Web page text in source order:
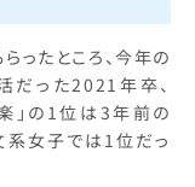
ったところ、今年の
だった2021年卒、
」の1位は3年前の
系女子では1位だっ